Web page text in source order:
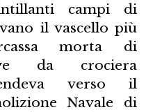
campi di
il vascello più
morta di
da crociera
verso il
Navale di